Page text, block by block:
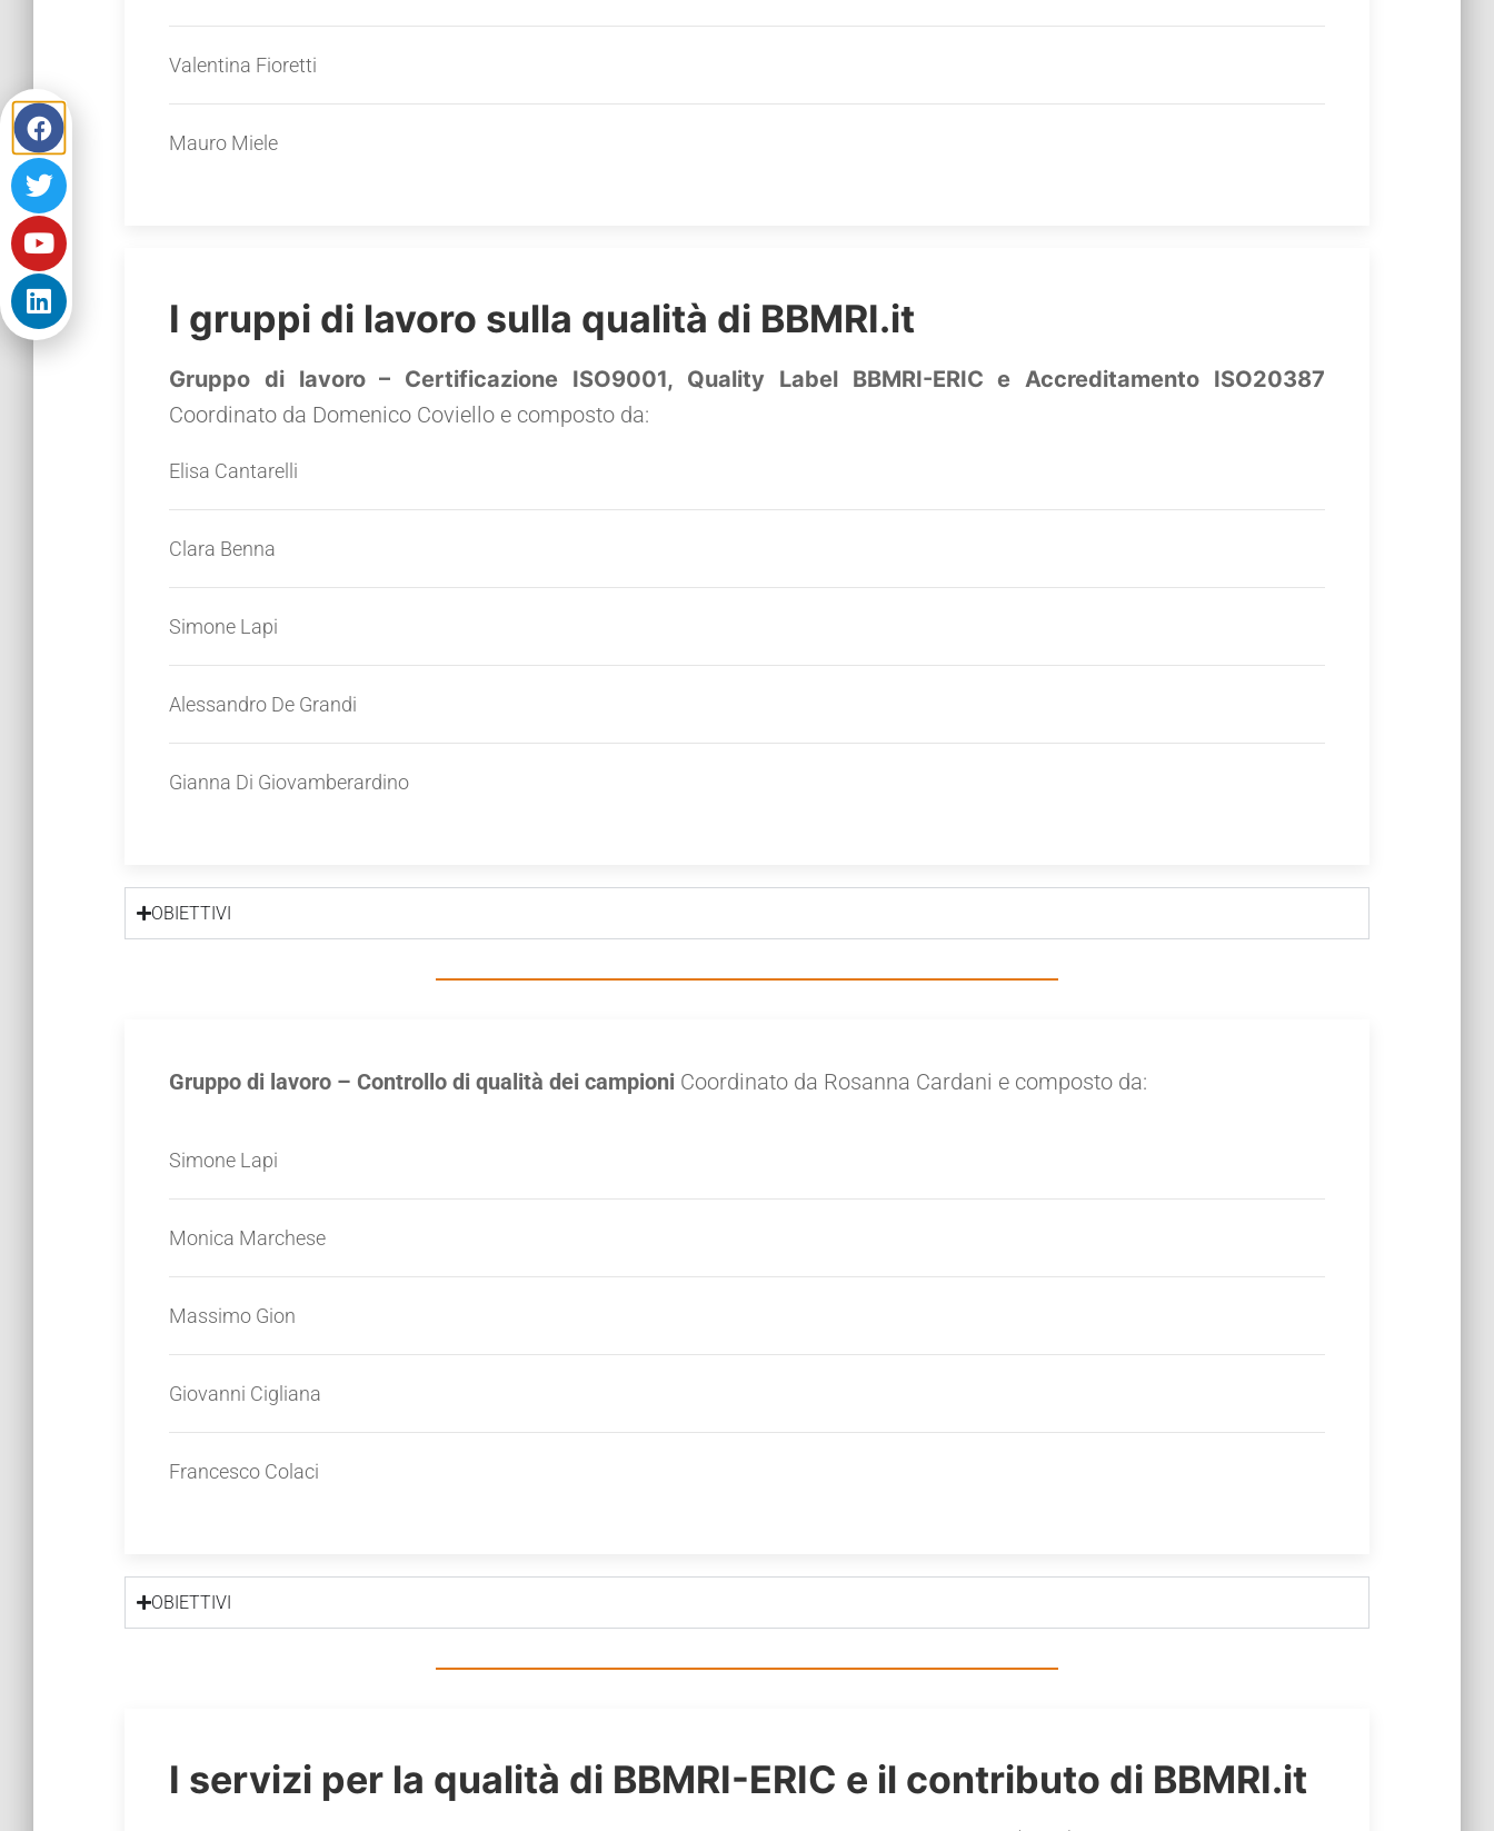
Valentina Fioretti
Mauro Miele
I gruppi di lavoro sulla qualità di BBMRI.it
Gruppo di lavoro – Certificazione ISO9001, Quality Label BBMRI-ERIC e Accreditamento ISO20387
Coordinato da Domenico Coviello e composto da:
Elisa Cantarelli
Clara Benna
Simone Lapi
Alessandro De Grandi
Gianna Di Giovamberardino
OBIETTIVI
Gruppo di lavoro – Controllo di qualità dei campioni Coordinato da Rosanna Cardani e composto da:
Simone Lapi
Monica Marchese
Massimo Gion
Giovanni Cigliana
Francesco Colaci
OBIETTIVI
I servizi per la qualità di BBMRI-ERIC e il contributo di BBMRI.it